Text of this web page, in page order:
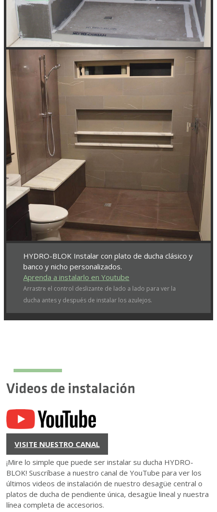
HYDRO-BLOK Instalar con plato de ducha clásico y
banco y nicho personalizados.
Aprenda a instalarlo en Youtube
Arrastre el control deslizante de lado a lado para ver la
ducha antes y después de instalar los azulejos.
Videos de instalación
VISITE NUESTRO CANAL
¡Mire lo simple que puede ser instalar su ducha HYDRO-
BLOK! Suscríbase a nuestro canal de YouTube para ver los
últimos videos de instalación de nuestro desagüe central o
platos de ducha de pendiente única, desagüe lineal y nuestra
línea completa de accesorios.